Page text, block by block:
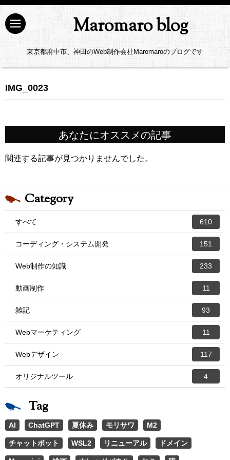
Maromaro blog
東京都府中市、神田のWeb制作会社Maromaroのブログです
IMG_0023
あなたにオススメの記事
関連する記事が見つかりませんでした。
Category
すべて 610
コーディング・システム開発 151
Web制作の知識 233
動画制作 11
雑記 93
Webマーケティング 11
Webデザイン 117
オリジナルツール 4
Tag
AI ChatGPT 夏休み モリサワ M2
チャットボット WSL2 リニューアル ドメイン